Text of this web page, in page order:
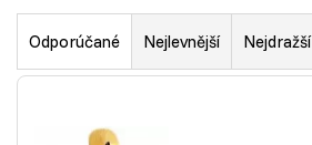
Odporúčané Nejlevnější Nejdražší